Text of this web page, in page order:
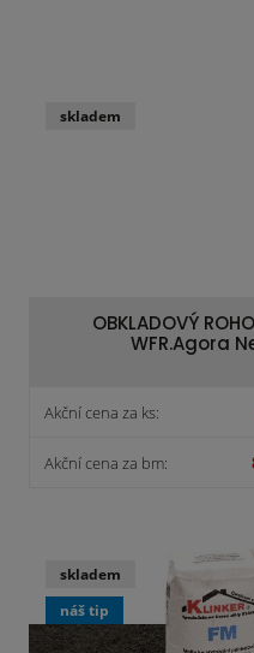
OBKLADOVÝ
WFR.Agora
Akční cena za ks:
Akční cena za bm:
skladem
skladem
náš tip